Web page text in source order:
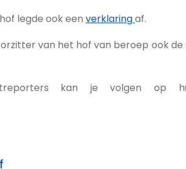
legde ook een verklaringaf.
van het hof van beroep ook de
kan je volgen op